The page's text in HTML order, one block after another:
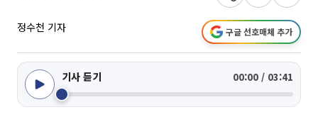
정수천 기자 구글 선호매체 추가
기사 듣기 00:00 / 03:41